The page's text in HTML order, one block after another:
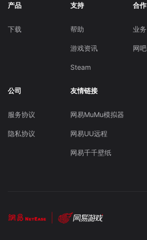
产品
下载
支持
帮助
游戏资讯
Steam
合作
业
网
公司
服务协议
隐私协议
友情链接
网易MuMu模拟器
网易UU远程
网易千千壁纸